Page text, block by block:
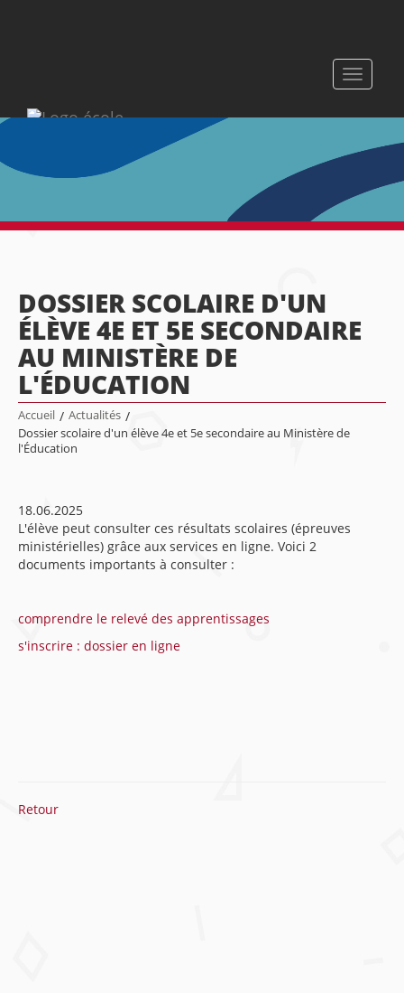
Toggle
DOSSIER SCOLAIRE D'UN
ÉLÈVE 4E ET 5E SECONDAIRE
AU MINISTÈRE DE
L'ÉDUCATION
Accueil / Actualités /
Dossier scolaire d'un élève 4e et 5e secondaire au Ministère de
l'Éducation
18.06.2025
L'élève peut consulter ces résultats scolaires (épreuves
ministérielles) grâce aux services en ligne. Voici 2
documents importants à consulter :
comprendre le relevé des apprentissages
s'inscrire : dossier en ligne
Retour